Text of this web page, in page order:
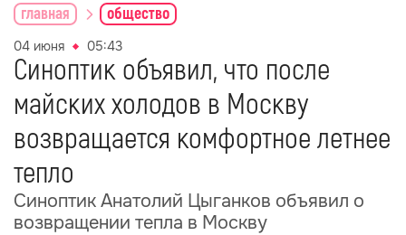
главная общество
04 июня 05:43
Синоптик объявил, что после
майских холодов в Москву
возвращается комфортное летнее
тепло
Синоптик Анатолий Цыганков объявил о
возвращении тепла в Москву